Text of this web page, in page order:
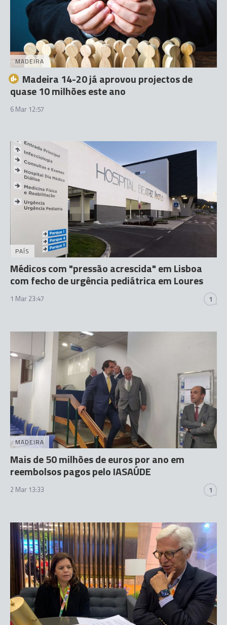
MADEIRA
Madeira 14-20 já aprovou projectos de
quase 10 milhões este ano
6 Mar 12:57
PAÍS
Médicos com "pressão acrescida" em Lisboa
com fecho de urgência pediátrica em Loures
1 Mar 23:47 1
MADEIRA
Mais de 50 milhões de euros por ano em
reembolsos pagos pelo IASAÚDE
2 Mar 13:33 1